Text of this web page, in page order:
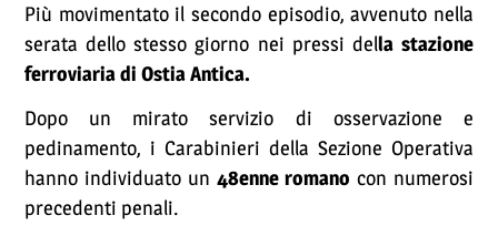
Più movimentato il secondo episodio, avvenuto nella
serata dello stesso giorno nei pressi della stazione
ferroviaria di Ostia Antica.
Dopo un mirato servizio di osservazione e
pedinamento, i Carabinieri della Sezione Operativa
hanno individuato un 48enne romano con numerosi
precedenti penali.